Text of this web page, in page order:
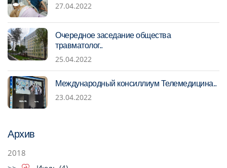
27.04.2022
Очередное заседание общества
травматолог..
25.04.2022
Международный консиллиум Телемедицина..
23.04.2022
Архив
2018